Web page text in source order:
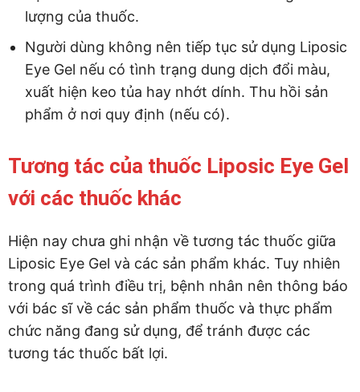
lượng của thuốc.
Người dùng không nên tiếp tục sử dụng Liposic
Eye Gel nếu có tình trạng dung dịch đổi màu,
xuất hiện keo tủa hay nhớt dính. Thu hồi sản
phẩm ở nơi quy định (nếu có).
Tương tác của thuốc Liposic Eye Gel
với các thuốc khác
Hiện nay chưa ghi nhận về tương tác thuốc giữa
Liposic Eye Gel và các sản phẩm khác. Tuy nhiên
trong quá trình điều trị, bệnh nhân nên thông báo
với bác sĩ về các sản phẩm thuốc và thực phẩm
chức năng đang sử dụng, để tránh được các
tương tác thuốc bất lợi.